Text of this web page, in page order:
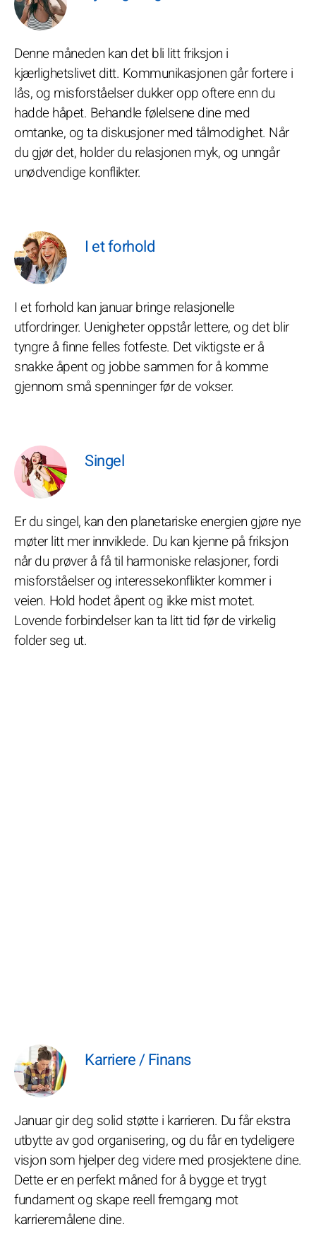
Denne måneden kan det bli litt friksjon i
kjærlighetslivet ditt. Kommunikasjonen går fortere i
lås, og misforståelser dukker opp oftere enn du
hadde håpet. Behandle følelsene dine med
omtanke, og ta diskusjoner med tålmodighet. Når
du gjør det, holder du relasjonen myk, og unngår
unødvendige konflikter.
I et forhold
I et forhold kan januar bringe relasjonelle
utfordringer. Uenigheter oppstår lettere, og det blir
tyngre å finne felles fotfeste. Det viktigste er å
snakke åpent og jobbe sammen for å komme
gjennom små spenninger før de vokser.
Singel
Er du singel, kan den planetariske energien gjøre nye
møter litt mer innviklede. Du kan kjenne på friksjon
når du prøver å få til harmoniske relasjoner, fordi
misforståelser og interessekonflikter kommer i
veien. Hold hodet åpent og ikke mist motet.
Lovende forbindelser kan ta litt tid før de virkelig
folder seg ut.
Karriere / Finans
Januar gir deg solid støtte i karrieren. Du får ekstra
utbytte av god organisering, og du får en tydeligere
visjon som hjelper deg videre med prosjektene dine.
Dette er en perfekt måned for å bygge et trygt
fundament og skape reell fremgang mot
karrieremålene dine.